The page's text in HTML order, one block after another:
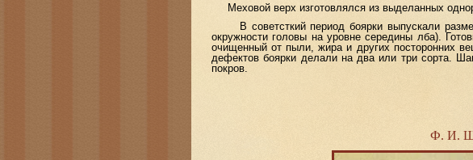
Меховой верх изготовлялся из выделанных
В советсткий период боярки выпускали
окружности головы на уровне середины лба).
очищенный от пыли, жира и других посторонних
дефектов боярки делали на два или три сорта.
покров.
Ф. И.